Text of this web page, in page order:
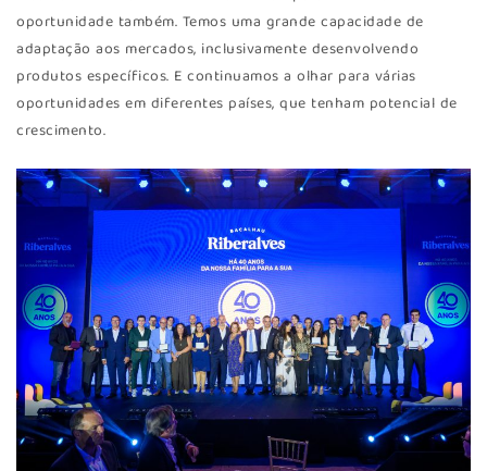
oportunidade também. Temos uma grande capacidade de
adaptação aos mercados, inclusivamente desenvolvendo
produtos específicos. E continuamos a olhar para várias
oportunidades em diferentes países, que tenham potencial de
crescimento.